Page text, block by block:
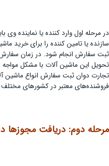
در مرحله اول وارد کننده یا نماینده
سازنده یا تامین کننده را برای خرید
ثبت سفارش انجام شود. در زمان سفارش
تحویل این ماشین آلات با مشکل
تجارت دوان ثبت سفارش انواع ماشین
فروشنده‌های معتبر در کشورهای
مرحله دوم: دریافت